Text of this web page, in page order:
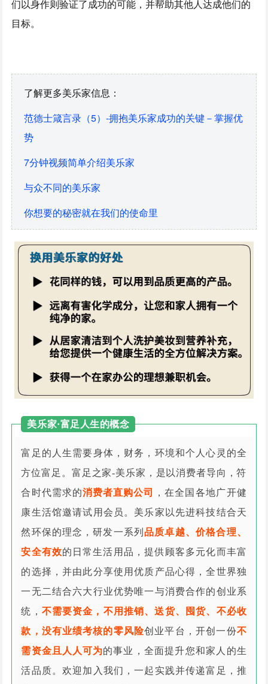
们以身作则验证了成功的可能，并帮助其他人达成他们的
目标。
了解更多美乐家信息：
范德士箴言录（5）-拥抱美乐家成功的关键－掌握优
势
7分钟视频简单介绍美乐家
与众不同的美乐家
你想要的秘密就在我们的使命里
美乐家·富足人生的概念
富足的人生需要身体，财务，环境和个人心灵的全
方位富足。富足之家-美乐家，是以消费者导向，符
合时代需求的消费者直购公司
，在全国各地广开健
康生活馆邀请试用会员。美乐家以先进科技结合天
然环保的理念，研发一系列 品质卓越、价格合理、
安全有效的日常生活用品，提供顾客多元化而丰富
的选择，并由此分享使用优质产品心得，全世界独
一无二结合六大行业优势唯一与消费合作的创业系
统， 不需要资金，不用推销、送货、囤货、不必收
款，没有业绩考核的零风险创业平台，开创一份不
需资金且人人可为的事业，全面提升您和家人的生
活品质。欢迎加入我们，一起实践并传递富足，推